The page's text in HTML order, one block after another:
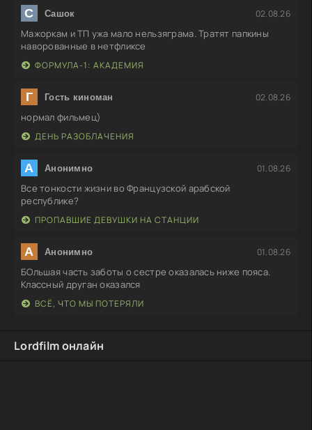
С Сашок 02.08.26
Мажоркам и ТП ужа мало нельзяграма. Тратят папкины
наворованные в нетфликсе
ФОРМУЛА-1: АКАДЕМИЯ
Г Гость киноман 02.08.26
нормал фильмец)
ДЕНЬ РАЗОБЛАЧЕНИЯ
А Анонимно 01.08.26
Все тонкости жизни во Французской арабской
республике?
ПРОПАВШИЕ ДЕВУШКИ НА СТАНЦИИ
А Анонимно 01.08.26
БОльшая часть заботы о сестре оказалась ниже пояса.
Классный друган оказался
ВСЁ, ЧТО МЫ ПОТЕРЯЛИ
Lordfilm онлайн